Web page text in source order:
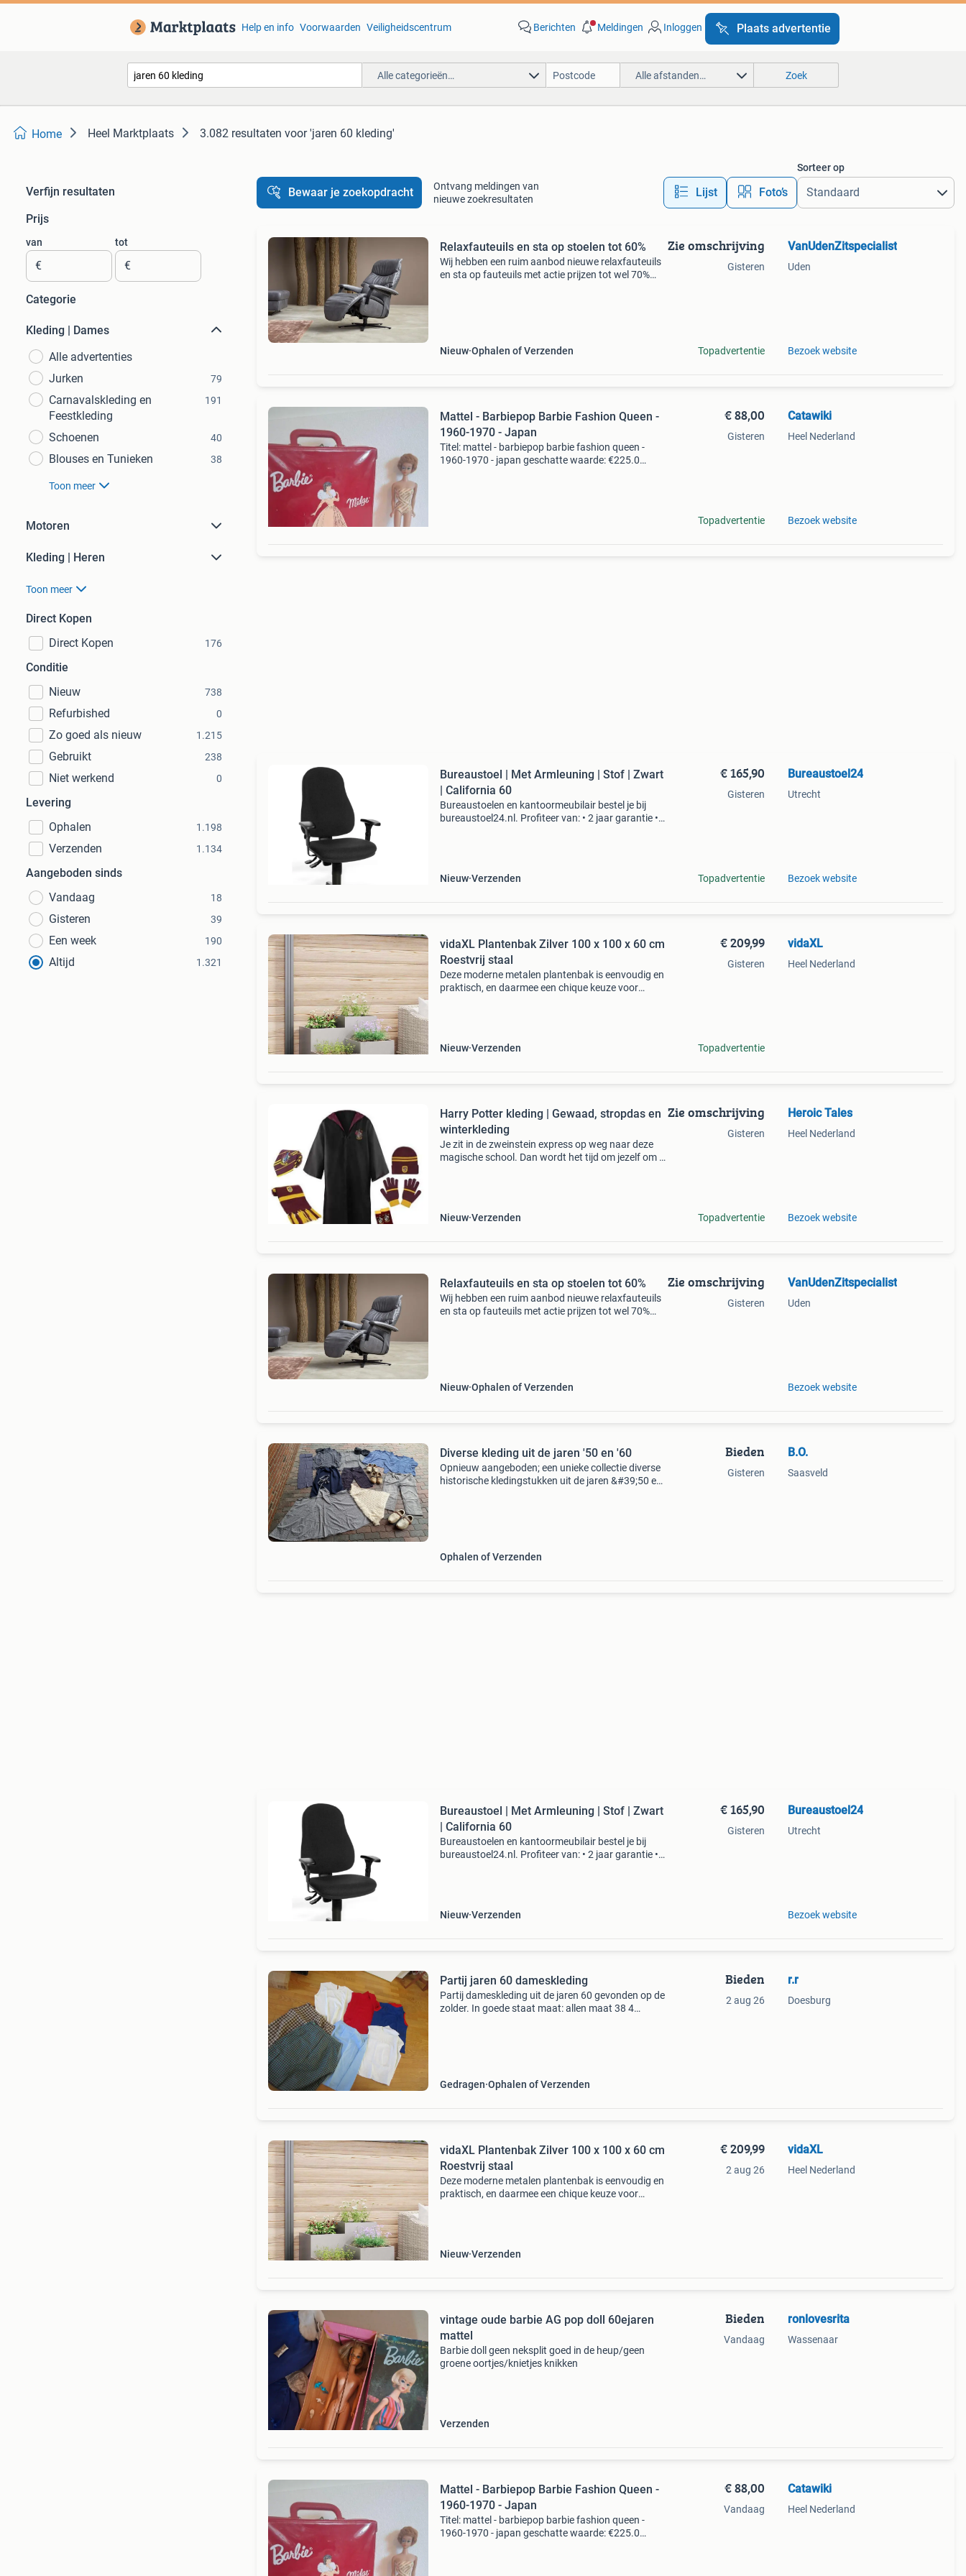
Help en info Voorwaarden Veiligheidscentrum Berichten Meldingen Inloggen Plaats advertentie
Alle categorieën… Alle afstanden… Zoek
Home Heel Marktplaats 3.082 resultaten voor 'jaren 60 kleding'
Verfijn resultaten
Prijs
van
€
tot
€
Categorie
Kleding | Dames
Alle advertenties
Jurken
79
Carnavalskleding en
Feestkleding
191
Schoenen 40
Blouses en Tunieken 38
Toon meer
Motoren
Kleding | Heren
Toon meer
Direct Kopen
Direct Kopen
176
Conditie
Nieuw
738
Refurbished 0
Zo goed als nieuw 1.215
Gebruikt 238
Niet werkend 0
Levering
Ophalen
1.198
Verzenden 1.134
Aangeboden sinds
Vandaag
18
Gisteren 39
Een week 190
Altijd 1.321
Bewaar je zoekopdracht
Ontvang meldingen van
nieuwe zoekresultaten
Lijst Foto’s
Sorteer op
Relaxfauteuils en sta op stoelen tot 60%
Wij hebben een ruim aanbod nieuwe relaxfauteuils
en sta op fauteuils met actie prijzen tot wel 70%
Nieuw Ophalen of Verzenden
Zie omschrijving
Gisteren
Topadvertentie
VanUdenZitspecialist
Uden
Bezoek website
Mattel - Barbiepop Barbie Fashion Queen -
1960-1970 - Japan
Titel: mattel - barbiepop barbie fashion queen -
1960-1970 - japan geschatte waarde: €225.0
€ 88,00
Gisteren
Topadvertentie
Catawiki
Heel Nederland
Bezoek website
Bureaustoel | Met Armleuning | Stof | Zwart
| California 60
Bureaustoelen en kantoormeubilair bestel je bij
bureaustoel24.nl. Profiteer van: • 2 jaar garantie •
Nieuw Verzenden
€ 165,90
Gisteren
Topadvertentie
Bureaustoel24
Utrecht
Bezoek website
vidaXL Plantenbak Zilver 100 x 100 x 60 cm
Roestvrij staal
Deze moderne metalen plantenbak is eenvoudig en
praktisch, en daarmee een chique keuze voor
Nieuw Verzenden
€ 209,99
Gisteren
Topadvertentie
vidaXL
Heel Nederland
Harry Potter kleding | Gewaad, stropdas en
winterkleding
Je zit in de zweinstein express op weg naar deze
magische school. Dan wordt het tijd om jezelf om te
Nieuw Verzenden
Zie omschrijving
Gisteren
Topadvertentie
Heroic Tales
Heel Nederland
Bezoek website
Relaxfauteuils en sta op stoelen tot 60%
Wij hebben een ruim aanbod nieuwe relaxfauteuils
en sta op fauteuils met actie prijzen tot wel 70%
Nieuw Ophalen of Verzenden
Zie omschrijving
Gisteren
VanUdenZitspecialist
Uden
Bezoek website
Diverse kleding uit de jaren '50 en '60
Opnieuw aangeboden; een unieke collectie diverse
historische kledingstukken uit de jaren &#39;50 en
Ophalen of Verzenden
Bieden
Gisteren
B.O.
Saasveld
Bureaustoel | Met Armleuning | Stof | Zwart
| California 60
Bureaustoelen en kantoormeubilair bestel je bij
bureaustoel24.nl. Profiteer van: • 2 jaar garantie •
Nieuw Verzenden
€ 165,90
Gisteren
Bureaustoel24
Utrecht
Bezoek website
Partij jaren 60 dameskleding
Partij dameskleding uit de jaren 60 gevonden op de
zolder. In goede staat maat: allen maat 38 4
Gedragen Ophalen of Verzenden
Bieden
2 aug 26
r.r
Doesburg
vidaXL Plantenbak Zilver 100 x 100 x 60 cm
Roestvrij staal
Deze moderne metalen plantenbak is eenvoudig en
praktisch, en daarmee een chique keuze voor
Nieuw Verzenden
€ 209,99
2 aug 26
vidaXL
Heel Nederland
vintage oude barbie AG pop doll 60ejaren
mattel
Barbie doll geen neksplit goed in de heup/geen
groene oortjes/knietjes knikken
Verzenden
Bieden
Vandaag
ronlovesrita
Wassenaar
Mattel - Barbiepop Barbie Fashion Queen -
1960-1970 - Japan
Titel: mattel - barbiepop barbie fashion queen -
1960-1970 - japan geschatte waarde: €225.0
€ 88,00
Vandaag
Catawiki
Heel Nederland